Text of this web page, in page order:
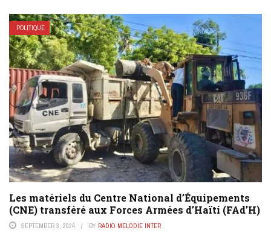
POLITIQUE
Les matériels du Centre National d’Équipements
(CNE) transféré aux Forces Armées d’Haïti (FAd’H)
SEPTEMBER 3, 2024 BY RADIO MÉLODIE INTER